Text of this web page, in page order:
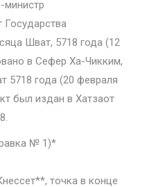
Шват, 5718 года (12
в Сефер Ха-Чикким,
5718 года (20 февраля
был издан в Хатзаот
№ 1)*
точка в конце